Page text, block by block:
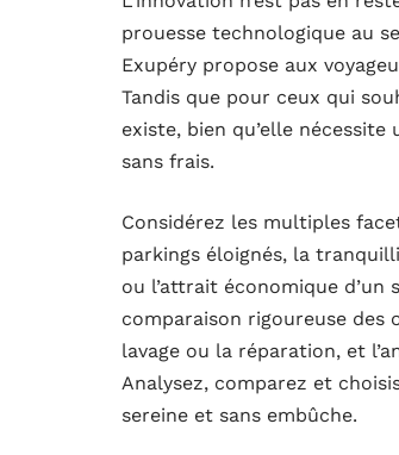
prouesse technologique au
Exupéry propose aux
Tandis que pour ceux qui
existe, bien qu’elle
sans frais.
Considérez les multiples
parkings éloignés, la
ou l’attrait économique
comparaison rigoureuse des
lavage ou la réparation, et
Analysez, comparez et
sereine et sans embûche.